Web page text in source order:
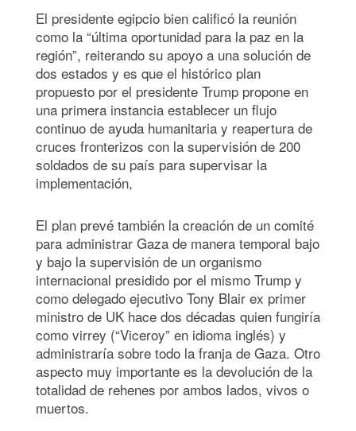
El presidente egipcio bien calificó la reunión
como la “última oportunidad para la paz en la
región”, reiterando su apoyo a una solución de
dos estados y es que el histórico plan
propuesto por el presidente Trump propone en
una primera instancia establecer un flujo
continuo de ayuda humanitaria y reapertura de
cruces fronterizos con la supervisión de 200
soldados de su país para supervisar la
implementación,
El plan prevé también la creación de un comité
para administrar Gaza de manera temporal bajo
y bajo la supervisión de un organismo
internacional presidido por el mismo Trump y
como delegado ejecutivo Tony Blair ex primer
ministro de UK hace dos décadas quien fungiría
como virrey (“Viceroy” en idioma inglés) y
administraría sobre todo la franja de Gaza. Otro
aspecto muy importante es la devolución de la
totalidad de rehenes por ambos lados, vivos o
muertos.